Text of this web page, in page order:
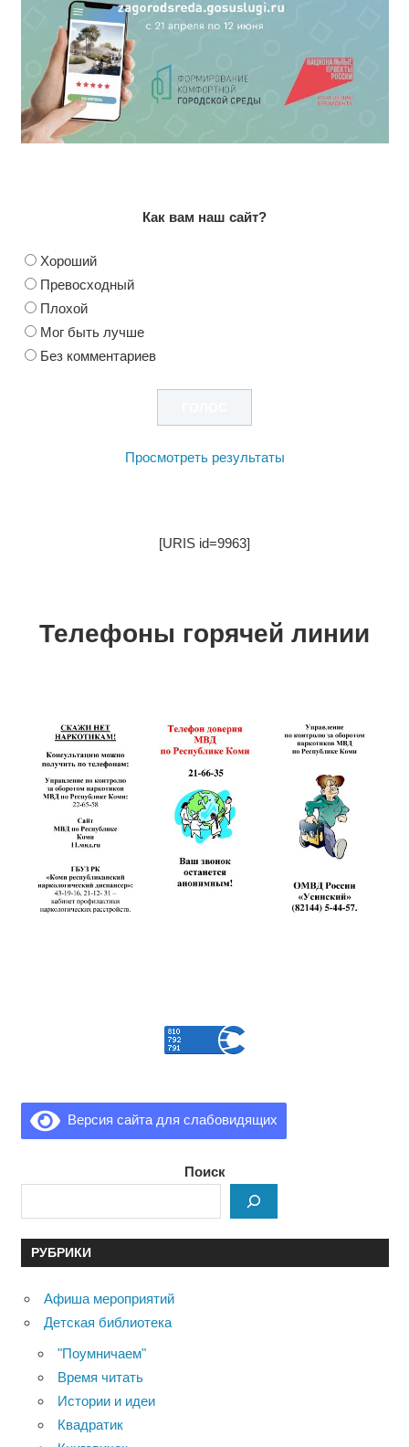
Как вам наш сайт?
Хороший
Превосходный
Плохой
Мог быть лучше
Без комментариев
Просмотреть результаты
[URIS id=9963]
Телефоны горячей линии
Версия сайта для слабовидящих
Поиск
РУБРИКИ
Афиша мероприятий
Детская библиотека
"Поумничаем"
Время читать
Истории и идеи
Квадратик